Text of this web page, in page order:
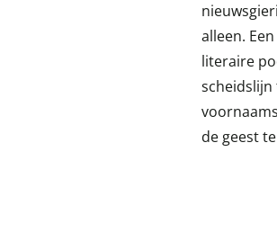
alleen.
literaire
scheidslijn
de geest